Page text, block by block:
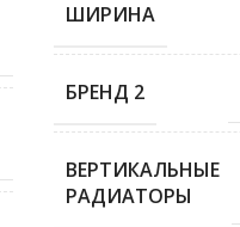
ШИРИНА
БРЕНД 2
ВЕРТИКАЛЬНЫЕ
РАДИАТОРЫ